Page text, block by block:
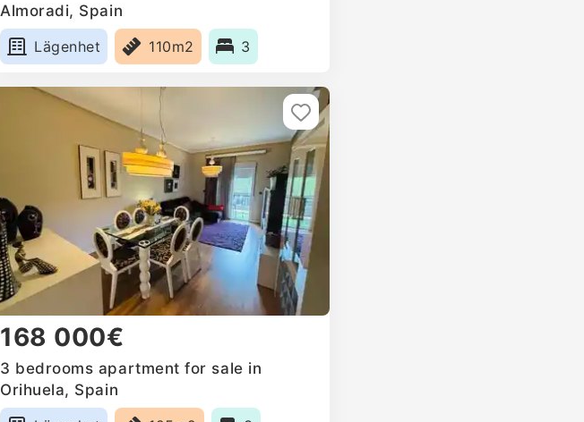
Almoradi, Spain
Lägenhet
110m2 3
168 000€
3 bedrooms apartment for sale in
Orihuela, Spain